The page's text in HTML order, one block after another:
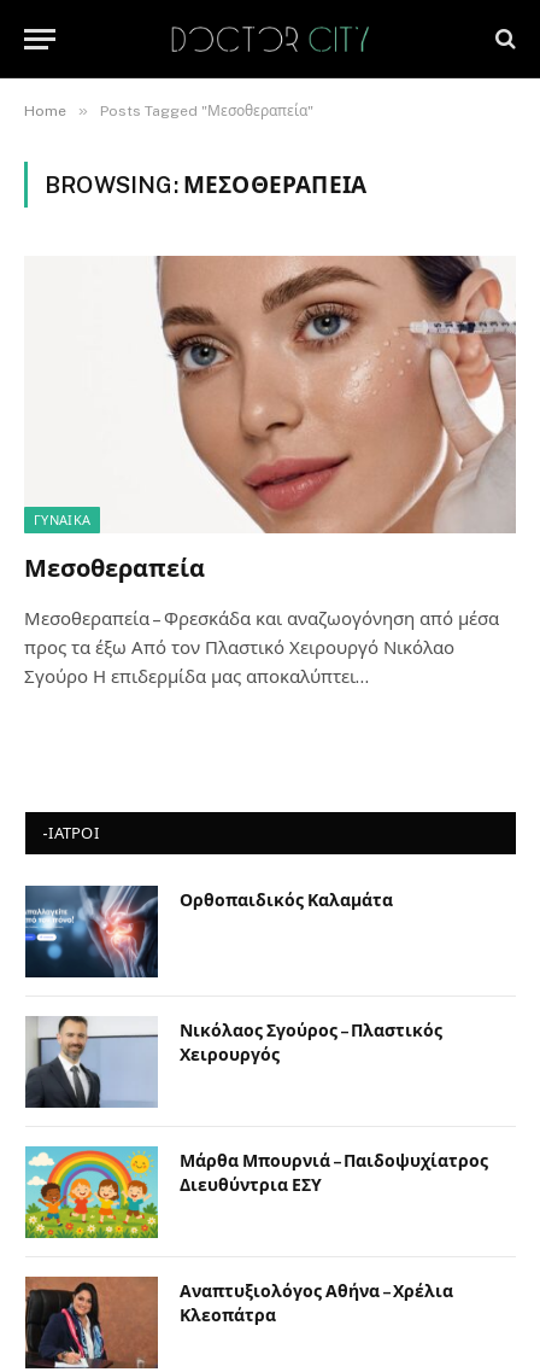
Home » Posts Tagged "Μεσοθεραπεία"
BROWSING: ΜΕΣΟΘΕΡΑΠΕΊΑ
ΓΥΝΑΊΚΑ
Μεσοθεραπεία
Μεσοθεραπεία – Φρεσκάδα και αναζωογόνηση από μέσα
προς τα έξω Από τον Πλαστικό Χειρουργό Νικόλαο
Σγούρο Η επιδερμίδα μας αποκαλύπτει…
-ΙΑΤΡΟΙ
Ορθοπαιδικός Καλαμάτα
Νικόλαος Σγούρος – Πλαστικός
Χειρουργός
Μάρθα Μπουρνιά – Παιδοψυχίατρος
Διευθύντρια ΕΣΥ
Αναπτυξιολόγος Αθήνα – Χρέλια
Κλεοπάτρα